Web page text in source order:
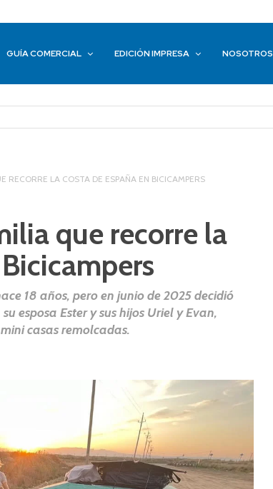
GUÍA COMERCIAL EDICIÓN IMPRESA NOSOTROS
RECORRE LA COSTA DE ESPAÑA EN BICICAMPERS
que recorre la
18 años, pero en junio de 2025 decidió
esposa Ester y sus hijos Uriel y Evan,
casas remolcadas.